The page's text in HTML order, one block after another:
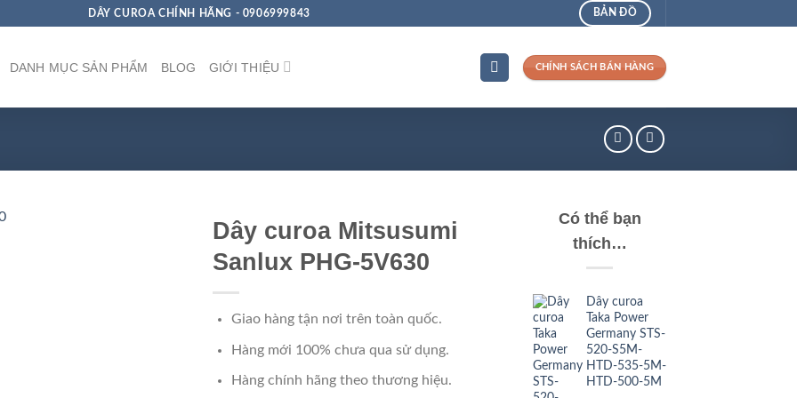
DÂY CUROA CHÍNH HÃNG - 0906999843 BẢN ĐỒ
DANH MỤC SẢN PHẨM BLOG GIỚI THIỆU CHÍNH SÁCH BÁN HÀNG
Dây curoa Mitsusumi
Sanlux PHG-5V630
Giao hàng tận nơi trên toàn quốc.
Hàng mới 100% chưa qua sử dụng.
Hàng chính hãng theo thương hiệu.
Có thể bạn
thích…
Dây curoa
Taka Power
Germany STS-
520-S5M-
HTD-535-5M-
HTD-500-5M